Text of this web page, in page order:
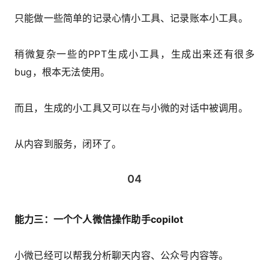
只能做一些简单的记录心情小工具、记录账本小工具。
稍微复杂一些的PPT生成小工具，生成出来还有很多
bug，根本无法使用。
而且，生成的小工具又可以在与小微的对话中被调用。
从内容到服务，闭环了。
04
能力三：一个个人微信操作助手copilot
小微已经可以帮我分析聊天内容、公众号内容等。